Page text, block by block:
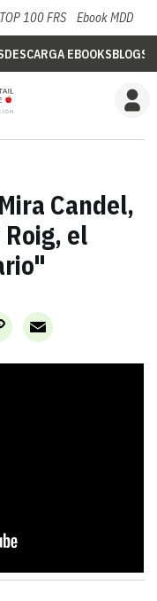
TOP 100 FRS Ebook MDD
DESCARGA EBOOKSBLOGS
Candel,
el
Copy
Link
Email